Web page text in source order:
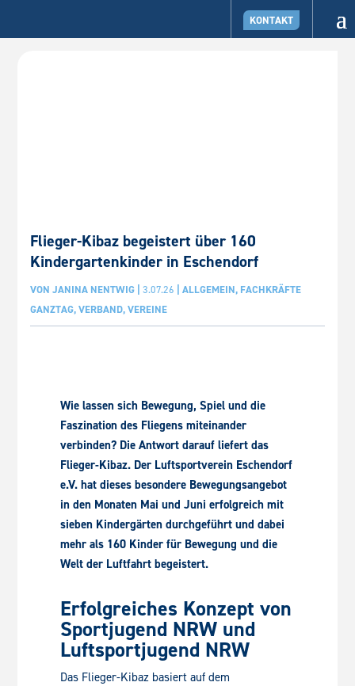
KONTAKT
Flieger-Kibaz begeistert über 160
Kindergartenkinder in Eschendorf
VONJANINA NENTWIG |3.07.26 |ALLGEMEIN, FACHKRÄFTE
GANZTAG,VERBAND,VEREINE
Wie lassen sich Bewegung, Spiel und die
Faszination des Fliegens miteinander
verbinden? Die Antwort darauf liefert das
Flieger-Kibaz. Der Luftsportverein Eschendorf
e.V. hat dieses besondere Bewegungsangebot
in den Monaten Mai und Juni erfolgreich mit
sieben Kindergärten durchgeführt und dabei
mehr als 160 Kinder für Bewegung und die
Welt der Luftfahrt begeistert.
Erfolgreiches Konzept von
Sportjugend NRW und
Luftsportjugend NRW
Das Flieger-Kibaz basiert auf dem